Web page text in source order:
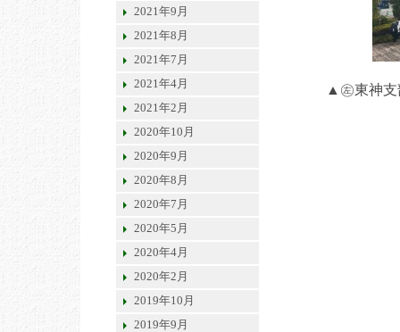
2021年9月
2021年8月
2021年7月
2021年4月
2021年2月
2020年10月
2020年9月
2020年8月
2020年7月
2020年5月
2020年4月
2020年2月
2019年10月
2019年9月
▲㊧東神支